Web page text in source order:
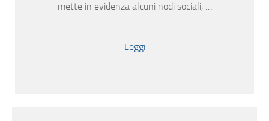
mette in evidenza alcuni nodi sociali, …
Leggi